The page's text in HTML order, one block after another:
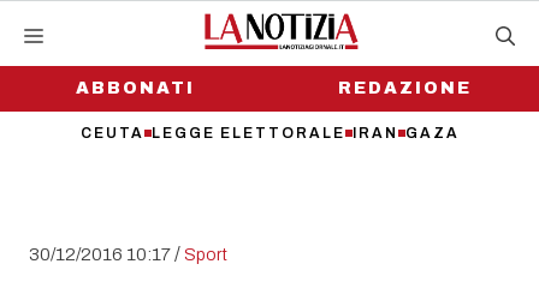
contenutoABBONATI
CEUTA LEGGE ELETTORALE IRAN GAZA
REDAZIONE
30/12/2016 10:17/ Sport